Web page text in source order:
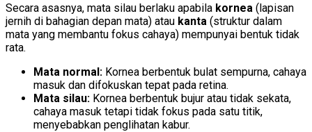
Secara asasnya, mata silau berlaku apabila kornea (lapisan
jernih di bahagian depan mata) atau kanta (struktur dalam
mata yang membantu fokus cahaya) mempunyai bentuk tidak
rata.
Mata normal: Kornea berbentuk bulat sempurna, cahaya
masuk dan difokuskan tepat pada retina.
Mata silau: Kornea berbentuk bujur atau tidak sekata,
cahaya masuk tetapi tidak fokus pada satu titik,
menyebabkan penglihatan kabur.